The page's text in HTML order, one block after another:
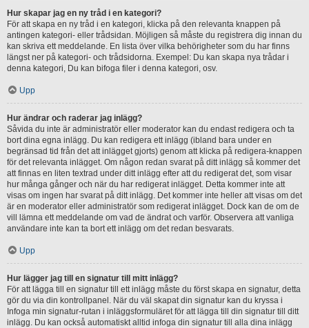
Hur skapar jag en ny tråd i en kategori?
För att skapa en ny tråd i en kategori, klicka på den relevanta knappen på
antingen kategori- eller trådsidan. Möjligen så måste du registrera dig innan du
kan skriva ett meddelande. En lista över vilka behörigheter som du har finns
längst ner på kategori- och trådsidorna. Exempel: Du kan skapa nya trådar i
denna kategori, Du kan bifoga filer i denna kategori, osv.
Upp
Hur ändrar och raderar jag inlägg?
Såvida du inte är administratör eller moderator kan du endast redigera och ta
bort dina egna inlägg. Du kan redigera ett inlägg (ibland bara under en
begränsad tid från det att inlägget gjorts) genom att klicka på redigera-knappen
för det relevanta inlägget. Om någon redan svarat på ditt inlägg så kommer det
att finnas en liten textrad under ditt inlägg efter att du redigerat det, som visar
hur många gånger och när du har redigerat inlägget. Detta kommer inte att
visas om ingen har svarat på ditt inlägg. Det kommer inte heller att visas om det
är en moderator eller administratör som redigerat inlägget. Dock kan de om de
vill lämna ett meddelande om vad de ändrat och varför. Observera att vanliga
användare inte kan ta bort ett inlägg om det redan besvarats.
Upp
Hur lägger jag till en signatur till mitt inlägg?
För att lägga till en signatur till ett inlägg måste du först skapa en signatur, detta
gör du via din kontrollpanel. När du väl skapat din signatur kan du kryssa i
Infoga min signatur-rutan i inläggsformuläret för att lägga till din signatur till ditt
inlägg. Du kan också automatiskt alltid infoga din signatur till alla dina inlägg